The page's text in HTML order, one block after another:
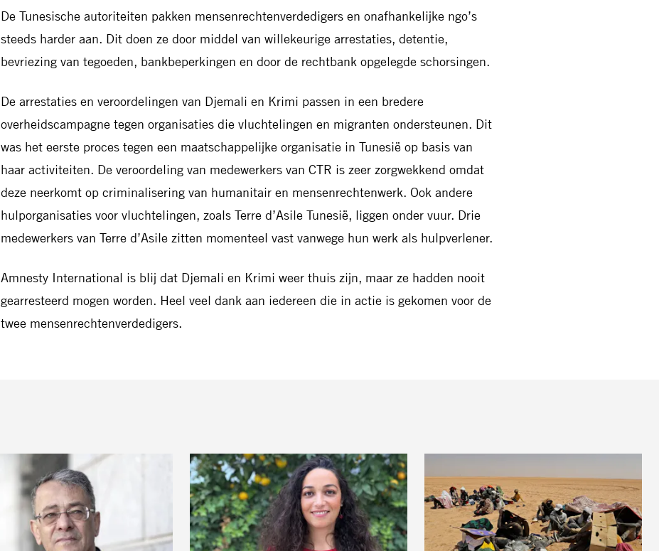
De Tunesische autoriteiten pakken mensenrechtenverdedigers en onafhankelijke ngo’s
steeds harder aan. Dit doen ze door middel van willekeurige arrestaties, detentie,
bevriezing van tegoeden, bankbeperkingen en door de rechtbank opgelegde schorsingen.
De arrestaties en veroordelingen van Djemali en Krimi passen in een bredere
overheidscampagne tegen organisaties die vluchtelingen en migranten ondersteunen. Dit
was het eerste proces tegen een maatschappelijke organisatie in Tunesië op basis van
haar activiteiten. De veroordeling van medewerkers van CTR is zeer zorgwekkend omdat
deze neerkomt op criminalisering van humanitair en mensenrechtenwerk. Ook andere
hulporganisaties voor vluchtelingen, zoals Terre d’Asile Tunesië, liggen onder vuur. Drie
medewerkers van Terre d’Asile zitten momenteel vast vanwege hun werk als hulpverlener.
Amnesty International is blij dat Djemali en Krimi weer thuis zijn, maar ze hadden nooit
gearresteerd mogen worden. Heel veel dank aan iedereen die in actie is gekomen voor de
twee mensenrechtenverdedigers.